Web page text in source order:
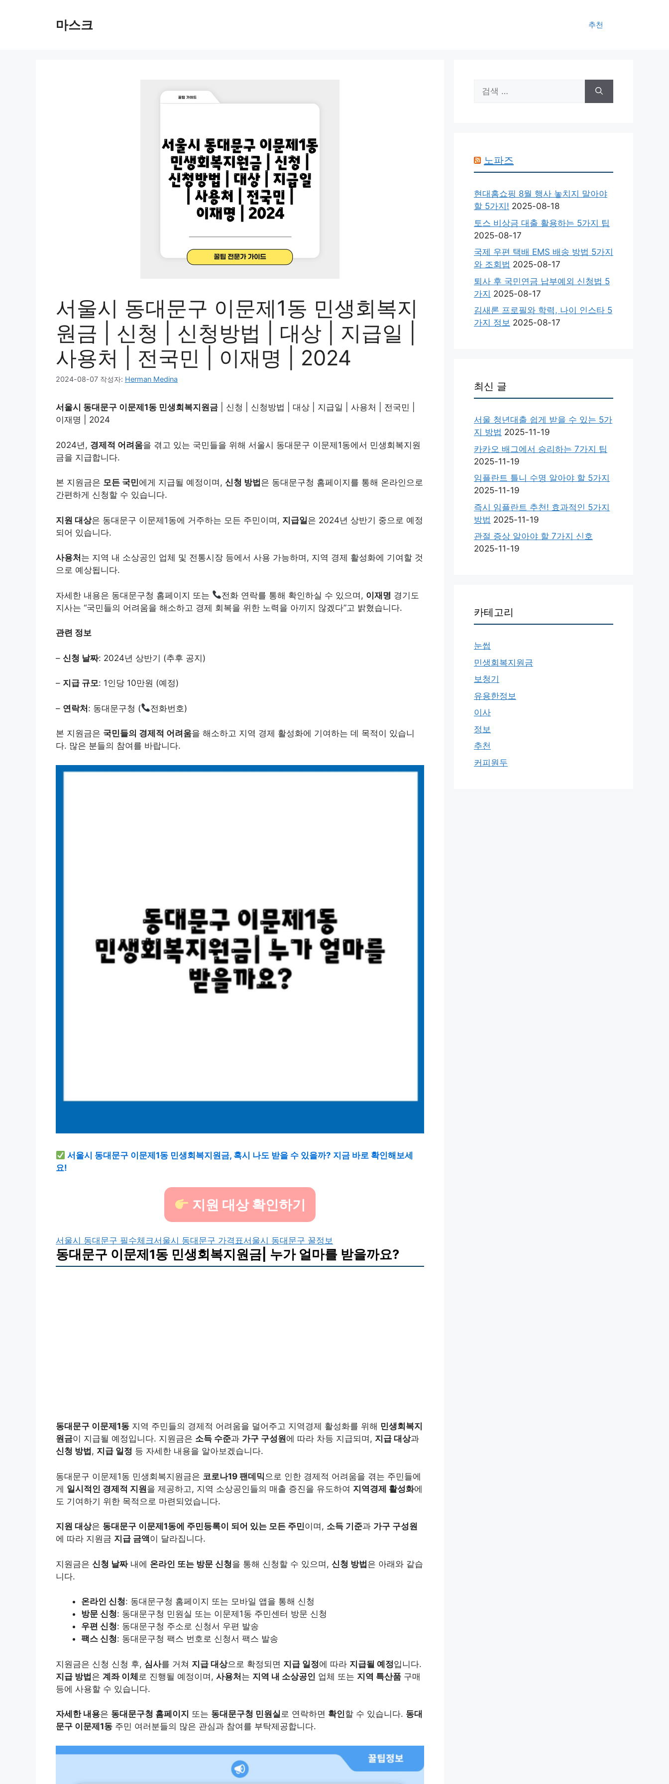
마스크 추천
서울시 동대문구 이문제1동 민생회복지
원금 | 신청 | 신청방법 | 대상 | 지급일 |
사용처 | 전국민 | 이재명 | 2024
2024-08-07 작성자: Herman Medina
서울시 동대문구 이문제1동 민생회복지원금 | 신청 | 신청방법 | 대상 | 지급일 | 사용처 | 전국민 |
이재명 | 2024
2024년, 경제적 어려움을 겪고 있는 국민들을 위해 서울시 동대문구 이문제1동에서 민생회복지원
금을 지급합니다.
본 지원금은 모든 국민에게 지급될 예정이며, 신청 방법 은 동대문구청 홈페이지를 통해 온라인으로
간편하게 신청할 수 있습니다.
지원 대상은 동대문구 이문제1동에 거주하는 모든 주민이며, 지급일은 2024년 상반기 중으로 예정
되어 있습니다.
사용처 는 지역 내 소상공인 업체 및 전통시장 등에서 사용 가능하며, 지역 경제 활성화에 기여할 것
으로 예상됩니다.
자세한 내용은 동대문구청 홈페이지 또는 전화 연락를 통해 확인하실 수 있으며, 이재명 경기도
지사는 “국민들의 어려움을 해소하고 경제 회복을 위한 노력을 아끼지 않겠다”고 밝혔습니다.
관련 정보
– 신청 날짜: 2024년 상반기 (추후 공지)
– 지급 규모: 1인당 10만원 (예정)
– 연락처: 동대문구청 ( 전화번호)
본 지원금은 국민들의 경제적 어려움을 해소하고 지역 경제 활성화에 기여하는 데 목적이 있습니
다. 많은 분들의 참여를 바랍니다.
서울시 동대문구 이문제1동 민생회복지원금, 혹시 나도 받을 수 있을까? 지금 바로 확인해보세
요!
지원 대상 확인하기
서울시 동대문구 필수체크서울시 동대문구 가격표서울시 동대문구 꿀정보
동대문구 이문제1동 민생회복지원금| 누가 얼마를 받을까요?
동대문구 이문제1동 지역 주민들의 경제적 어려움을 덜어주고 지역경제 활성화를 위해 민생회복지
원금이 지급될 예정입니다. 지원금은 소득 수준과 가구 구성원에 따라 차등 지급되며, 지급 대상과
신청 방법 , 지급 일정 등 자세한 내용을 알아보겠습니다.
동대문구 이문제1동 민생회복지원금은 코로나19 팬데믹 으로 인한 경제적 어려움을 겪는 주민들에
게 일시적인 경제적 지원을 제공하고, 지역 소상공인들의 매출 증진을 유도하여 지역경제 활성화에
도 기여하기 위한 목적으로 마련되었습니다.
지원 대상은 동대문구 이문제1동에 주민등록이 되어 있는 모든 주민이며, 소득 기준과 가구 구성원
에 따라 지원금 지급 금액이 달라집니다.
지원금은 신청 날짜내에 온라인 또는 방문 신청을 통해 신청할 수 있으며, 신청 방법은 아래와 같습
니다.
온라인 신청: 동대문구청 홈페이지 또는 모바일 앱을 통해 신청
방문 신청: 동대문구청 민원실 또는 이문제1동 주민센터 방문 신청
우편 신청: 동대문구청 주소로 신청서 우편 발송
팩스 신청: 동대문구청 팩스 번호로 신청서 팩스 발송
지원금은 신청 신청 후, 심사를 거쳐 지급 대상으로 확정되면 지급 일정에 따라 지급될 예정입니다.
지급 방법은 계좌 이체 로 진행될 예정이며, 사용처는 지역 내 소상공인 업체 또는 지역 특산품 구매
등에 사용할 수 있습니다.
자세한 내용은 동대문구청 홈페이지 또는 동대문구청 민원실로 연락하면 확인할 수 있습니다. 동대
문구 이문제1동 주민 여러분들의 많은 관심과 참여를 부탁제공합니다.
색:
노파즈
현대홈쇼핑 8월 행사 놓치지 말아야
할 5가지! 2025-08-18
토스 비상금 대출 활용하는 5가지 팁
2025-08-17
국제 우편 택배 EMS 배송 방법 5가지
와 조회법 2025-08-17
퇴사 후 국민연금 납부예외 신청법 5
가지 2025-08-17
김새론 프로필와 학력, 나이 인스타 5
가지 정보 2025-08-17
최신 글
서울 청년대출 쉽게 받을 수 있는 5가
지 방법 2025-11-19
카카오 배그에서 승리하는 7가지 팁
2025-11-19
임플란트 틀니 수명 알아야 할 5가지
2025-11-19
즉시 임플란트 추천! 효과적인 5가지
방법 2025-11-19
관절 증상 알아야 할 7가지 신호
2025-11-19
카테고리
눈썹
민생회복지원금
보청기
유용한정보
이사
정보
추천
커피원두